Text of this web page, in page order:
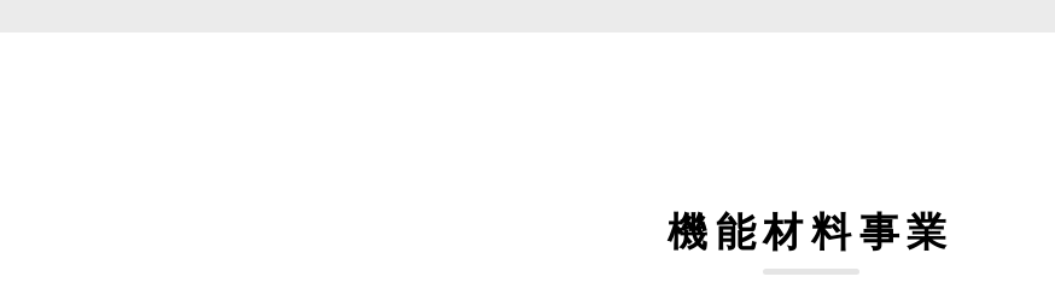
機能材料事業